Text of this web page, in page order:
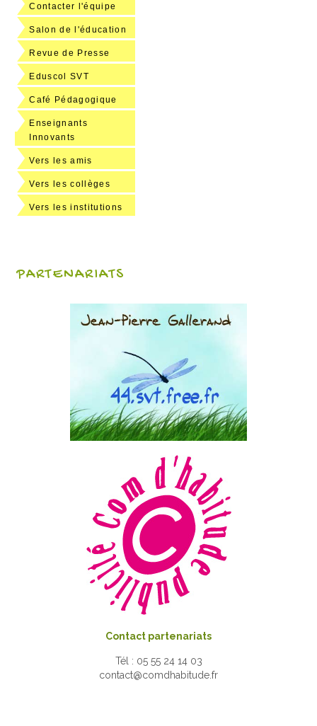
Contacter l'équipe
Salon de l'éducation
Revue de Presse
Eduscol SVT
Café Pédagogique
Enseignants
Innovants
Vers les amis
Vers les collèges
Vers les institutions
PARTENARIATS
Contact partenariats
Tél : 05 55 24 14 03
contact@comdhabitude.fr